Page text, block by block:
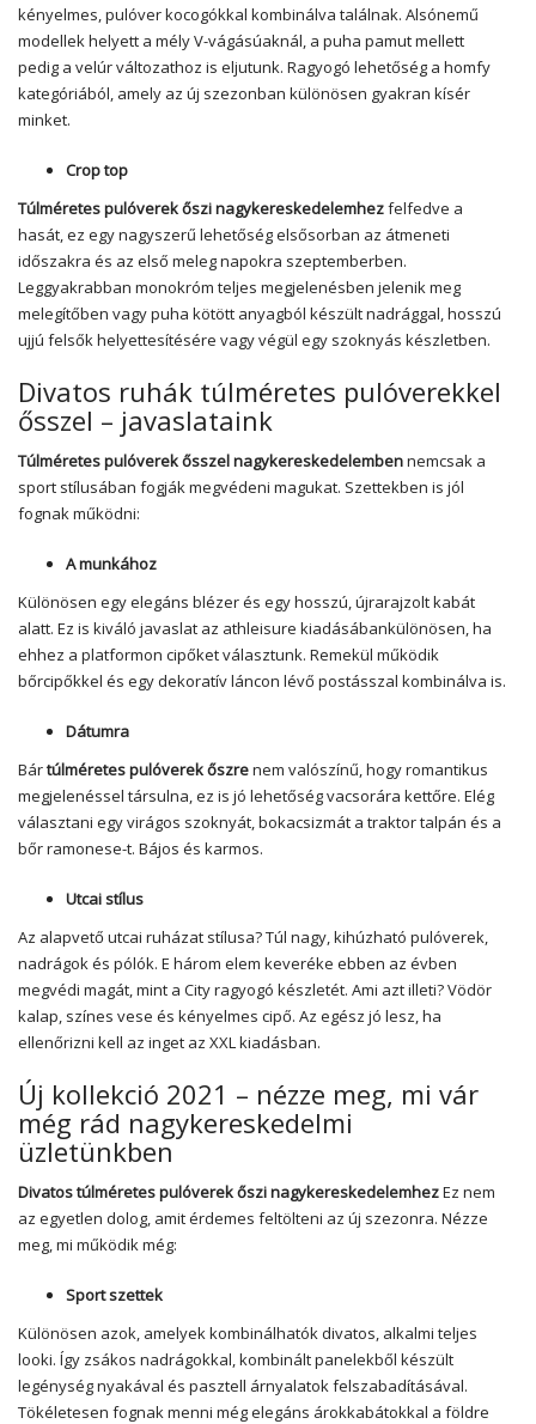
kényelmes, pulóver kocogókkal kombinálva találnak. Alsónemű
modellek helyett a mély V-vágásúaknál, a puha pamut mellett
pedig a velúr változathoz is eljutunk. Ragyogó lehetőség a homfy
kategóriából, amely az új szezonban különösen gyakran kísér
minket.
Crop top
Túlméretes pulóverek őszi nagykereskedelemhezfelfedve a
hasát, ez egy nagyszerű lehetőség elsősorban az átmeneti
időszakra és az első meleg napokra szeptemberben.
Leggyakrabban monokróm teljes megjelenésben jelenik meg
melegítőben vagy puha kötött anyagból készült nadrággal, hosszú
ujjú felsők helyettesítésére vagy végül egy szoknyás készletben.
Divatos ruhák túlméretes pulóverekkel
ősszel – javaslataink
Túlméretes pulóverek ősszel nagykereskedelembennemcsak a
sport stílusában fogják megvédeni magukat. Szettekben is jól
fognak működni:
A munkához
Különösen egy elegáns blézer és egy hosszú, újrarajzolt kabát
alatt. Ez is kiváló javaslat az athleisure kiadásábankülönösen, ha
ehhez a platformon cipőket választunk. Remekül működik
bőrcipőkkel és egy dekoratív láncon lévő postásszal kombinálva is.
Dátumra
Bártúlméretes pulóverek őszrenem valószínű, hogy romantikus
megjelenéssel társulna, ez is jó lehetőség vacsorára kettőre. Elég
választani egy virágos szoknyát, bokacsizmát a traktor talpán és a
bőr ramonese-t. Bájos és karmos.
Utcai stílus
Az alapvető utcai ruházat stílusa? Túl nagy, kihúzható pulóverek,
nadrágok és pólók. E három elem keveréke ebben az évben
megvédi magát, mint a City ragyogó készletét. Ami azt illeti? Vödör
kalap, színes vese és kényelmes cipő. Az egész jó lesz, ha
ellenőrizni kell az inget az XXL kiadásban.
Új kollekció 2021 – nézze meg, mi vár
még rád nagykereskedelmi
üzletünkben
Divatos túlméretes pulóverek őszi nagykereskedelemhezEz nem
az egyetlen dolog, amit érdemes feltölteni az új szezonra. Nézze
meg, mi működik még:
Sport szettek
Különösen azok, amelyek kombinálhatók divatos, alkalmi teljes
looki. Így zsákos nadrágokkal, kombinált panelekből készült
legénység nyakával és pasztell árnyalatok felszabadításával.
Tökéletesen fognak menni még elegáns árokkabátokkal a földre